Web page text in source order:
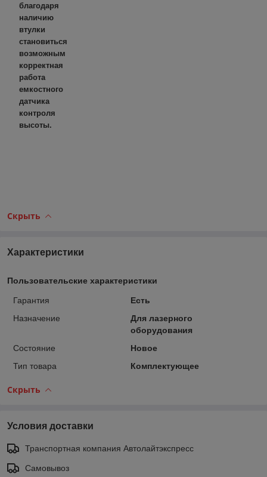
благодаря
наличию
втулки
становиться
возможным
корректная
работа
емкостного
датчика
контроля
высоты.
Скрыть
Характеристики
Пользовательские характеристики
Гарантия
Есть
Назначение
Для лазерного
оборудования
Состояние
Новое
Тип товара
Комплектующее
Скрыть
Условия доставки
Транспортная компания Автолайтэкспресс
Самовывоз